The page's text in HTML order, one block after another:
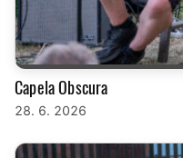
Capela Obscura
28. 6. 2026